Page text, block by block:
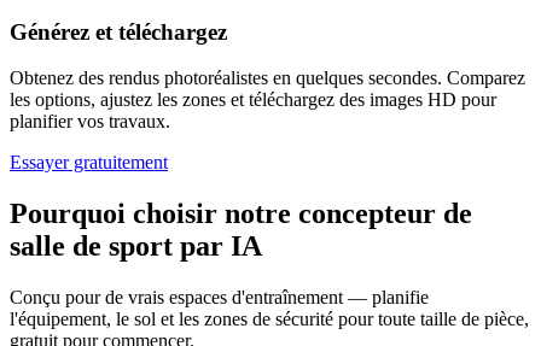
Générez et téléchargez
Obtenez des rendus photoréalistes en quelques secondes. Comparez
les options, ajustez les zones et téléchargez des images HD pour
planifier vos travaux.
Essayer gratuitement
Pourquoi choisir notre concepteur de
salle de sport par IA
Conçu pour de vrais espaces d'entraînement — planifie
l'équipement, le sol et les zones de sécurité pour toute taille de pièce,
gratuit pour commencer.